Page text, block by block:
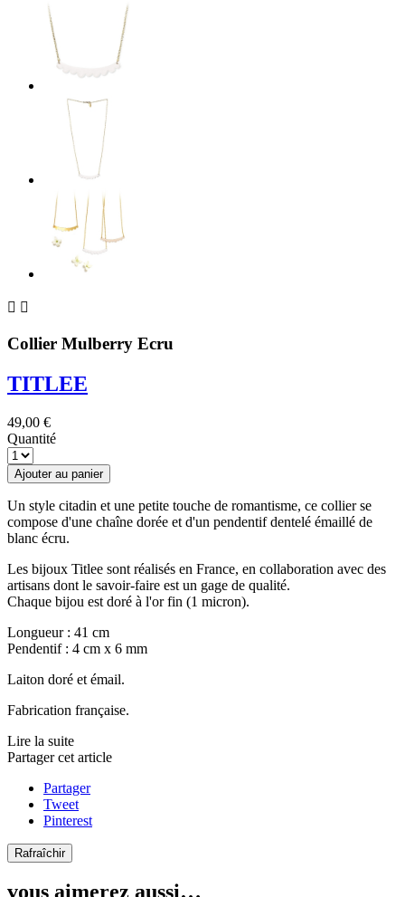
 
Collier Mulberry Ecru
TITLEE
49,00 €
Quantité
Ajouter au panier
Un style citadin et une petite touche de romantisme, ce collier se
compose d'une chaîne dorée et d'un pendentif dentelé émaillé de
blanc écru.
Les bijoux Titlee sont réalisés en France, en collaboration avec des
artisans dont le savoir-faire est un gage de qualité.
Chaque bijou est doré à l'or fin (1 micron).
Longueur : 41 cm
Pendentif : 4 cm x 6 mm
Laiton doré et émail.
Fabrication française.
Lire la suite
Partager cet article
Partager
Tweet
Pinterest
vous aimerez aussi…